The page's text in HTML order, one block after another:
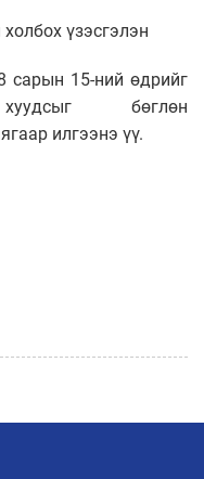
үзэсгэлэн
сарын 15-ний өдрийг
бөглөн
илгээнэ үү.